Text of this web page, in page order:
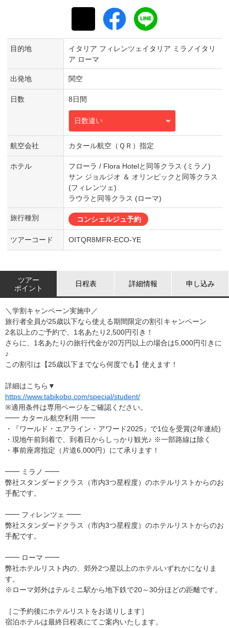
目的地
イタリア フィレンツェイタリア ミラノイタリ
ア ローマ
出発地 関空
日数 8日間
日数違い
航空会社 カタール航空（ＱＲ）指定
ホテル
フローラ / Flora Hotelと同等クラス (ミラノ)
サン ジョルジオ ＆ オリンピックと同等クラス
(フィレンツェ)
ラウラと同等クラス (ローマ)
旅行種別 コンシェルジュ予約
ツアーコード OITQR8MFR-ECO-YE
ツアー
ポイント
日程表 詳細情報 申し込み
＼学割キャンペーン実施中／
旅行者全員が25歳以下なら使える期間限定の割引キャンペーン
2名以上のご予約で、1名あたり2,500円引き！
さらに、1名あたりの旅行代金が20万円以上の場合は5,000円引きに
♪
この割引は【25歳以下までなら何度でも】使えます！
詳細はこちら▼
https://www.tabikobo.com/special/student/
※適用条件は専用ページをご確認ください。
━━ カタール航空利用 ━━
・『ワールド・エアライン・アワード2025』で1位を受賞(2年連続)
・現地午前到着で、到着日からしっかり観光♪ ※一部路線は除く
・事前座席指定（片道6,000円）にて承ります！
━━ ミラノ ━━
弊社スタンダードクラス（市内3つ星程度）のホテルリストからのお
手配です。
━━ フィレンツェ ━━
弊社スタンダードクラス（市内3つ星程度）のホテルリストからのお
手配です。
━━ ローマ ━━
弊社ホテルリスト内の、郊外2つ星以上のホテルいずれかになりま
す。
※ローマ郊外はテルミニ駅から地下鉄で20～30分ほどの距離です。
［ご予約後にホテルリストをお送りします］
宿泊ホテルは最終日程表にてご案内いたします。